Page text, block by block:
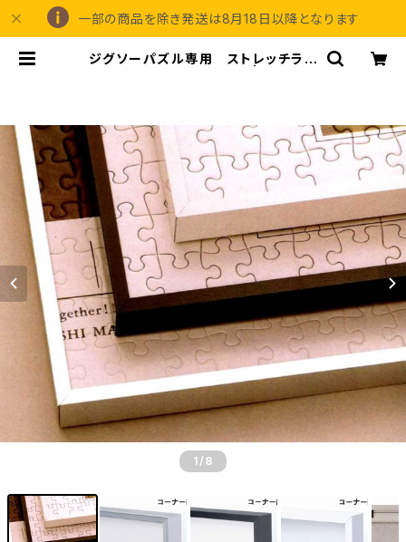
一部の商品を除き発送は8月18日以降となります
ジグソーパズル専用 ストレッチライ
1 /8